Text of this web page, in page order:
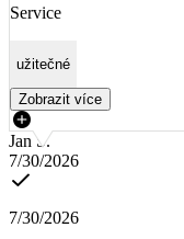
Service
užitečné
Zobrazit více
Jan S.
7/30/2026
7/30/2026